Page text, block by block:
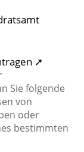
➚
Sie folgende
von
oder
bestimmten